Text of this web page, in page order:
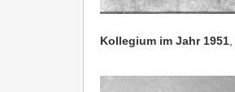
Kollegium im Jahr 1951